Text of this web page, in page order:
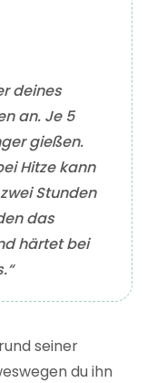
deines
an. Je 5
gießen.
Hitze kann
Stunden
das
härtet bei
seiner
du ihn